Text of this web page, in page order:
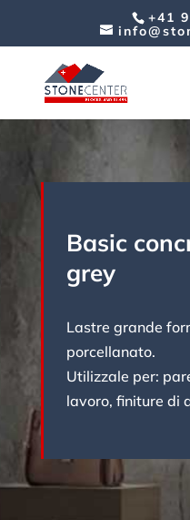
+41
Basic
grey
Lastre grande
porcellanato.
Utilizzale per:
lavoro, finiture di